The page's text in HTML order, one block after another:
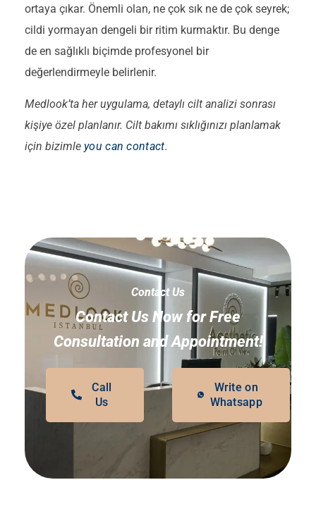
ortaya çıkar. Önemli olan, ne çok sık ne de çok seyrek;
cildi yormayan dengeli bir ritim kurmaktır. Bu denge
de en sağlıklı biçimde profesyonel bir
değerlendirmeyle belirlenir.
Medlook’ta her uygulama, detaylı cilt analizi sonrası
kişiye özel planlanır. Cilt bakımı sıklığınızı planlamak
için bizimle you can contact.
Contact Us
Contact Us Now for Free
Consultation and Appointment!
Call
Us
Write on
Whatsapp